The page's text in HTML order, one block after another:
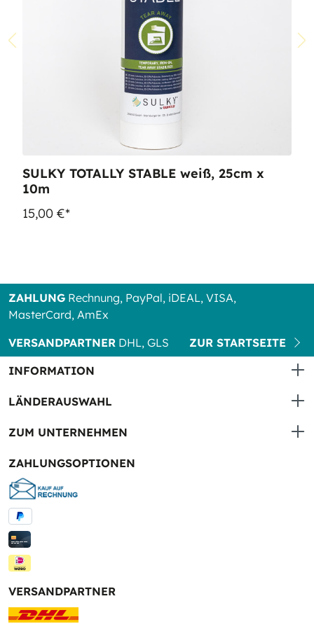
SULKY TOTALLY STABLE weiß, 25cm x
10m
15,00 €*
ZAHLUNG Rechnung, PayPal, iDEAL, VISA,
MasterCard, AmEx
VERSANDPARTNER DHL, GLS
ZUR STARTSEITE
INFORMATION
LÄNDERAUSWAHL
ZUM UNTERNEHMEN
ZAHLUNGSOPTIONEN
VERSANDPARTNER